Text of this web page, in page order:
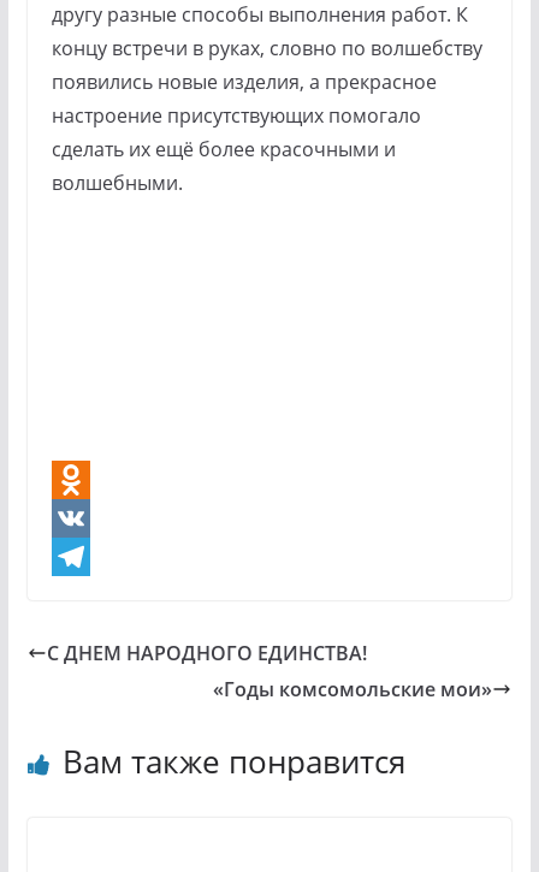
другу разные способы выполнения работ. К
концу встречи в руках, словно по волшебству
появились новые изделия, а прекрасное
настроение присутствующих помогало
сделать их ещё более красочными и
волшебными.
O
d
V
С ДНЕМ НАРОДНОГО ЕДИНСТВА!
«Годы комсомольские мои»
Вам также понравится